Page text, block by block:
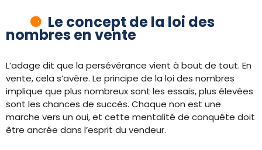
Le concept de la loi des
nombres en vente
L’adage dit que la persévérance vient à bout de tout. En
vente, cela s’avère. Le principe de la loi des nombres
implique que plus nombreux sont les essais, plus élevées
sont les chances de succès. Chaque non est une
marche vers un oui, et cette mentalité de conquête doit
être ancrée dans l’esprit du vendeur.